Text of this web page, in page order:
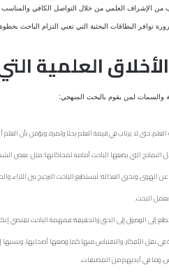
من الإشراف العلمي من خلال التواصل الكافي
توافر البطاقات البحثية التي تعني التزام الباحث
العلمية
والسمات لمن يقوم بالبحث المنهجي:
حتى لا يرتاب في قيمة العلم بحثًا وثمرة، ويؤمن بأن
النماذج التي يضعها الباحث أمامه لمحاكاتها؛ مثل: بعض
عن الهوى، وتحري العدالة؛ ليستطيع الباحث الترجيح بين
بعمل البحث.
إلى الوصول إلى الحق والحقيقة؛ فمهمة الباحث تقتضي
في نقل الأفكار، والاقتباس منها كما وضعها أصحابها،
وما في أيديهم من المصنفات.